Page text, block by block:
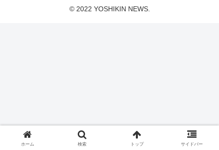
© 2022 YOSHIKIN NEWS.
ホーム 検索 トップ サイドバー